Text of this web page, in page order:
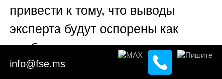
привести к тому, что выводы
эксперта будут оспорены как
необоснованные.
info@fse.ms